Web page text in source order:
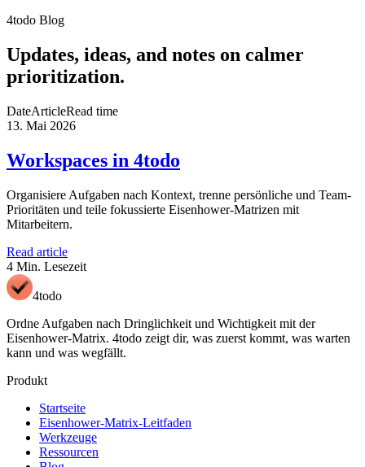
4todo Blog
Updates, ideas, and notes on calmer
prioritization.
DateArticleRead time
13. Mai 2026
Workspaces in 4todo
Organisiere Aufgaben nach Kontext, trenne persönliche und Team-
Prioritäten und teile fokussierte Eisenhower-Matrizen mit
Mitarbeitern.
Read article
4 Min. Lesezeit
4todo
Ordne Aufgaben nach Dringlichkeit und Wichtigkeit mit der
Eisenhower-Matrix. 4todo zeigt dir, was zuerst kommt, was warten
kann und was wegfällt.
Produkt
Startseite
Eisenhower-Matrix-Leitfaden
Werkzeuge
Ressourcen